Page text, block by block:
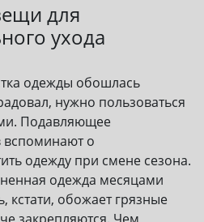
для
ухода
одежды обошлась
нужно пользоваться
Подавляющее
вспоминают о
одежду при смене сезона.
одежда месяцами
кстати, обожает грязные